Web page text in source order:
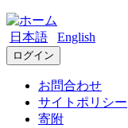
日本語 English
ログイン
お問合わせ
サイトポリシー
寄附